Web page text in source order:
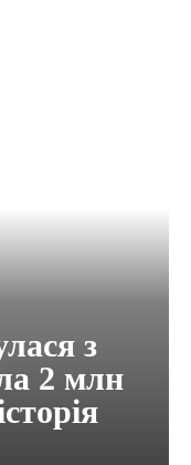
з
2 млн